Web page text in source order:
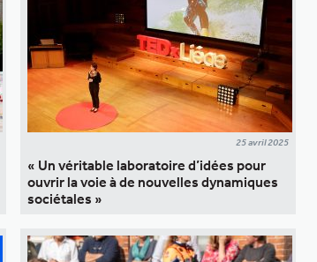
25 avril 2025
« Un véritable laboratoire d’idées pour
ouvrir la voie à de nouvelles dynamiques
sociétales »